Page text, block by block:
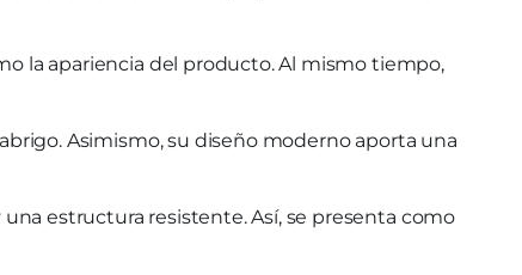
la apariencia del producto. Al mismo tiempo,
Asimismo, su diseño moderno aporta una
estructura resistente. Así, se presenta como